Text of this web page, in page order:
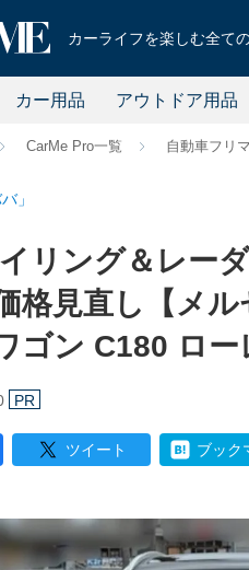
カーライフを楽しむ全て
カー用品 アウトドア用品
CarMe Pro一覧 自動車フリ
」
リング＆レー
格見直し【メ
ゴン C180 ロー
PR
ツイート ブック